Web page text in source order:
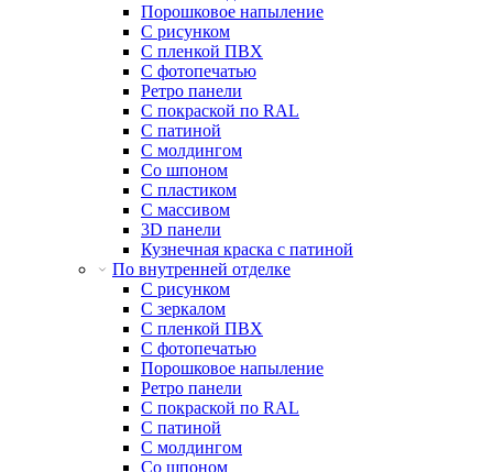
Порошковое напыление
С рисунком
С пленкой ПВХ
С фотопечатью
Ретро панели
С покраской по RAL
С патиной
С молдингом
Со шпоном
С пластиком
С массивом
3D панели
Кузнечная краска с патиной
По внутренней отделке
С рисунком
С зеркалом
С пленкой ПВХ
С фотопечатью
Порошковое напыление
Ретро панели
С покраской по RAL
С патиной
С молдингом
Со шпоном